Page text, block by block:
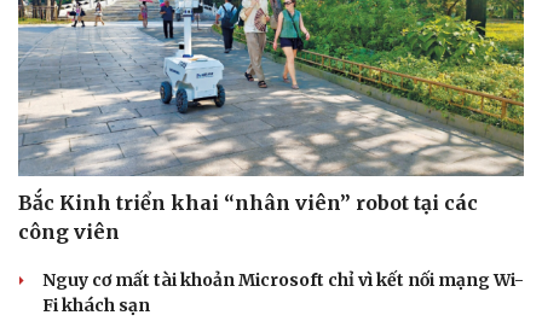
Bắc Kinh triển khai “nhân viên” robot tại các
công viên
Nguy cơ mất tài khoản Microsoft chỉ vì kết nối mạng Wi-
Fi khách sạn